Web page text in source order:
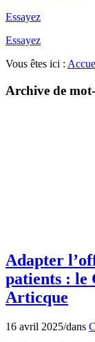
Essayez
Essayez
Vous êtes ici :
Archive de
Adapter
patients : le
Articque
16 avril 2025/dans